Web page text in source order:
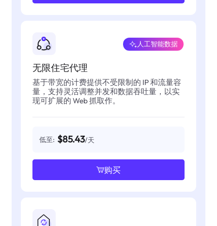
无限住宅代理
人工智能数据
基于带宽的计费提供不受限制的 IP 和流量容
量，支持灵活调整并发和数据吞吐量，以实
现可扩展的 Web 抓取作。
低至: $85.43/天
购买